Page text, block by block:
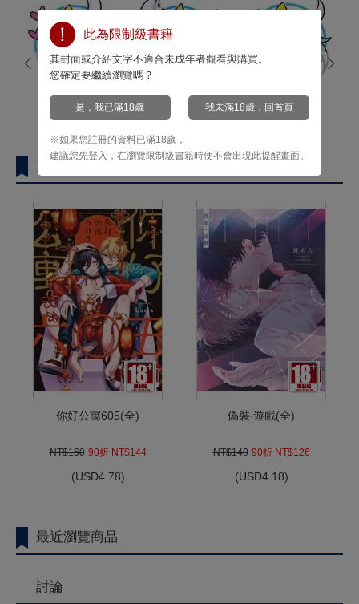
心動
開心
prev next
買了此商品的人，也買了...
你好公寓605(全)
NT$160 90折 NT$144
(USD4.78)
偽裝‧遊戲(全)
NT$140 90折 NT$126
(USD4.18)
最近瀏覽商品
討論
此為限制級書籍
其封面或介紹文字不適合未成年者觀看與購買。
您確定要繼續瀏覽嗎？
是，我已滿18歲 我未滿18歲，回首頁
※如果您註冊的資料已滿18歲，
建議您先登入，在瀏覽限制級書籍時便不會出現此提醒畫面。